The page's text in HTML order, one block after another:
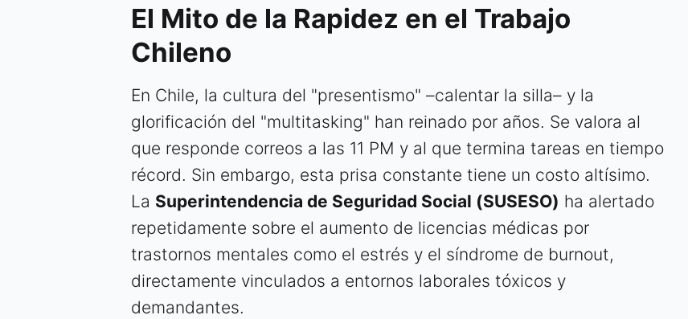
El Mito de la Rapidez en el Trabajo
Chileno
En Chile, la cultura del "presentismo" –calentar la silla– y la
glorificación del "multitasking" han reinado por años. Se valora al
que responde correos a las 11 PM y al que termina tareas en tiempo
récord. Sin embargo, esta prisa constante tiene un costo altísimo.
La Superintendencia de Seguridad Social (SUSESO) ha alertado
repetidamente sobre el aumento de licencias médicas por
trastornos mentales como el estrés y el síndrome de burnout,
directamente vinculados a entornos laborales tóxicos y
demandantes.